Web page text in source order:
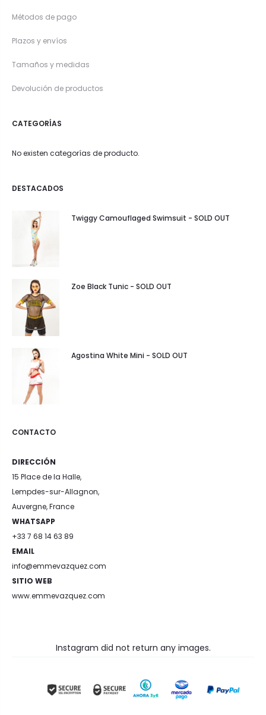
Métodos de pago
Plazos y envíos
Tamaños y medidas
Devolución de productos
CATEGORÍAS
No existen categorías de producto.
DESTACADOS
Twiggy Camouflaged Swimsuit - SOLD OUT
Zoe Black Tunic - SOLD OUT
Agostina White Mini - SOLD OUT
CONTACTO
DIRECCIÓN
15 Place de la Halle,
Lempdes-sur-Allagnon,
Auvergne, France
WHATSAPP
+33 7 68 14 63 89
EMAIL
info@emmevazquez.com
SITIO WEB
www.emmevazquez.com
Instagram did not return any images.